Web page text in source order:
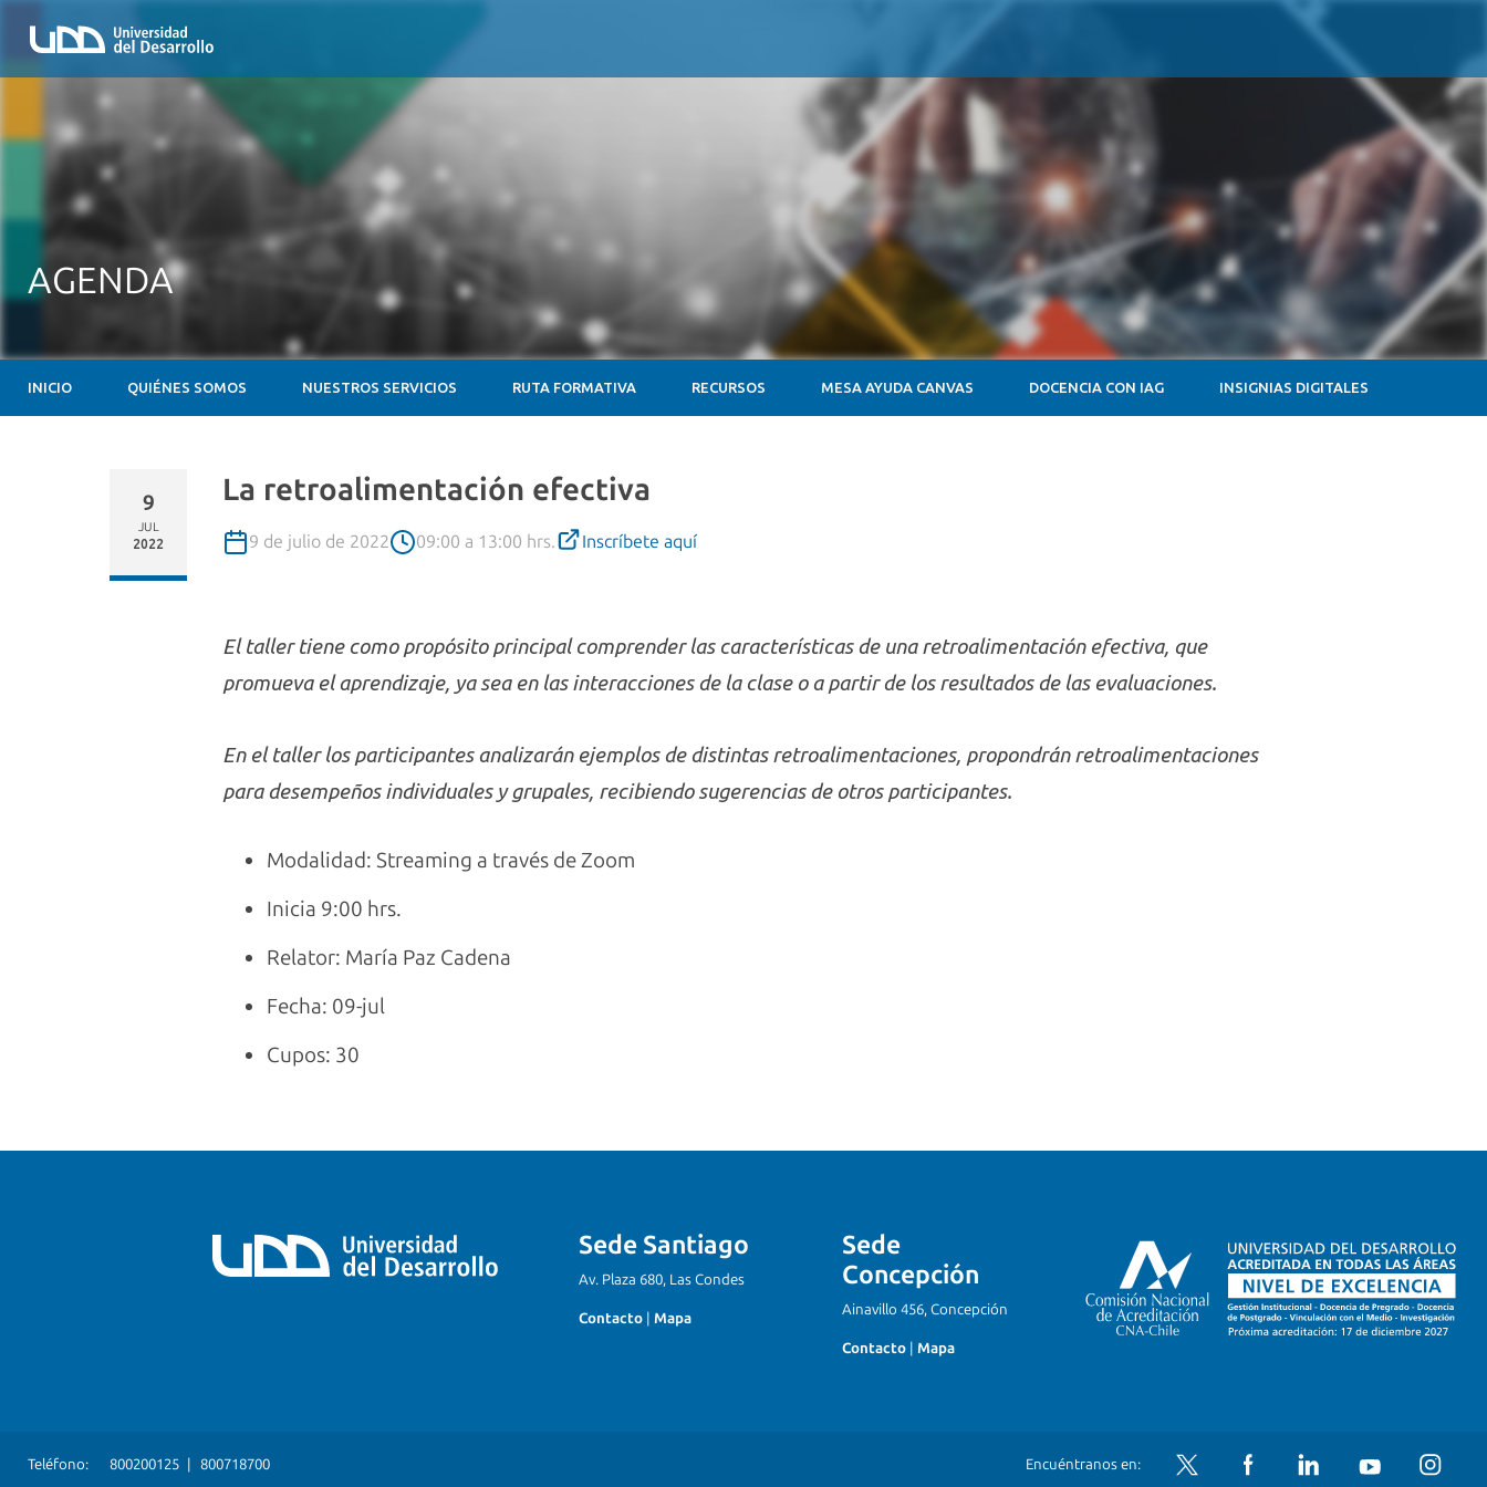
AGENDA
INICIO QUIÉNES SOMOS NUESTROS SERVICIOS RUTA FORMATIVA RECURSOS MESA AYUDA CANVAS DOCENCIA CON IAG INSIGNIAS DIGITALES
La retroalimentación efectiva
9 de julio de 2022 09:00 a 13:00 hrs. Inscríbete aquí
9
JUL
2022
El taller tiene como propósito principal comprender las características de una retroalimentación efectiva, que
promueva el aprendizaje, ya sea en las interacciones de la clase o a partir de los resultados de las evaluaciones.
En el taller los participantes analizarán ejemplos de distintas retroalimentaciones, propondrán retroalimentaciones
para desempeños individuales y grupales, recibiendo sugerencias de otros participantes.
Modalidad: Streaming a través de Zoom
Inicia 9:00 hrs.
Relator: María Paz Cadena
Fecha: 09-jul
Cupos: 30
Sede Santiago
Av. Plaza 680, Las Condes
Contacto Mapa
Sede
Concepción
Ainavillo 456, Concepción
Contacto Mapa
Teléfono: 800200125 800718700 Encuéntranos en: Twitter FacebookLinkedIn YouTube Instagram